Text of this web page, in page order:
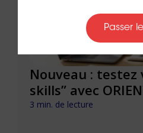
Nouveau : testez
skills” avec
3 min. de lecture
Passer